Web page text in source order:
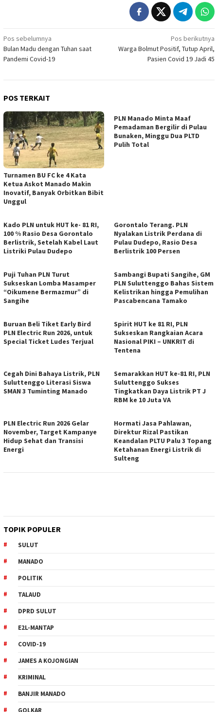
Navigasi
pos
Pos sebelumnya
Bulan Madu dengan Tuhan saat
Pandemi Covid-19
Pos berikutnya
Warga Bolmut Positif, Tutup April,
Pasien Covid 19 Jadi 45
POS TERKAIT
Turnamen BU FC ke 4 Kata
Ketua Askot Manado Makin
Inovatif, Banyak Orbitkan Bibit
Unggul
PLN Manado Minta Maaf
Pemadaman Bergilir di Pulau
Bunaken, Minggu Dua PLTD
Pulih Total
Kado PLN untuk HUT ke- 81 RI,
100 % Rasio Desa Gorontalo
Berlistrik, Setelah Kabel Laut
Listriki Pulau Dudepo
Gorontalo Terang. PLN
Nyalakan Listrik Perdana di
Pulau Dudepo, Rasio Desa
Berlistrik 100 Persen
Puji Tuhan PLN Turut
Sukseskan Lomba Masamper
“Oikumene Bermazmur” di
Sangihe
Sambangi Bupati Sangihe, GM
PLN Suluttenggo Bahas Sistem
Kelistrikan hingga Pemulihan
Pascabencana Tamako
Buruan Beli Tiket Early Bird
PLN Electric Run 2026, untuk
Special Ticket Ludes Terjual
Spirit HUT ke 81 RI, PLN
Sukseskan Rangkaian Acara
Nasional PIKI – UNKRIT di
Tentena
Cegah Dini Bahaya Listrik, PLN
Suluttenggo Literasi Siswa
SMAN 3 Tuminting Manado
Semarakkan HUT ke-81 RI, PLN
Suluttenggo Sukses
Tingkatkan Daya Listrik PT J
RBM ke 10 Juta VA
PLN Electric Run 2026 Gelar
November, Target Kampanye
Hidup Sehat dan Transisi
Energi
Hormati Jasa Pahlawan,
Direktur Rizal Pastikan
Keandalan PLTU Palu 3 Topang
Ketahanan Energi Listrik di
Sulteng
TOPIK POPULER
SULUT
MANADO
POLITIK
TALAUD
DPRD SULUT
E2L-MANTAP
COVID-19
JAMES A KOJONGIAN
KRIMINAL
BANJIR MANADO